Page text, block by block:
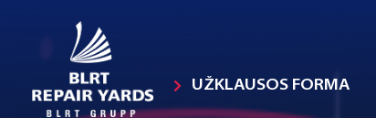
UŽKLAUSOS FORMA